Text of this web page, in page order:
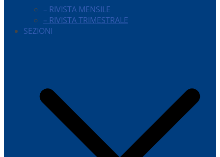
– RIVISTA MENSILE
– RIVISTA TRIMESTRALE
SEZIONI